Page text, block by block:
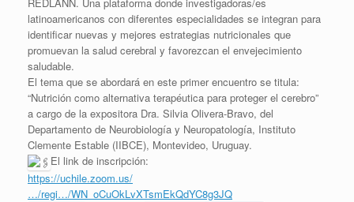
latinoamericanos con diferentes especialidades se integran para
identificar nuevas y mejores estrategias nutricionales que
promuevan la salud cerebral y favorezcan el envejecimiento
saludable.
El tema que se abordará en este primer encuentro se titula:
“Nutrición como alternativa terapéutica para proteger el cerebro”
a cargo de la expositora Dra. Silvia Olivera-Bravo, del
Departamento de Neurobiología y Neuropatología, Instituto
Clemente Estable (IIBCE), Montevideo, Uruguay.
El link de inscripción:
https://uchile.zoom.us/
…/regi…/WN_oCuOkLvXTsmEkQdYC8g3JQ